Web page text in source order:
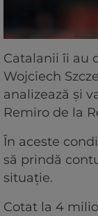
Catalanii îi au
Wojciech
analizează și
Remiro de la
În aceste
să prindă
situație.
Cotat la 4